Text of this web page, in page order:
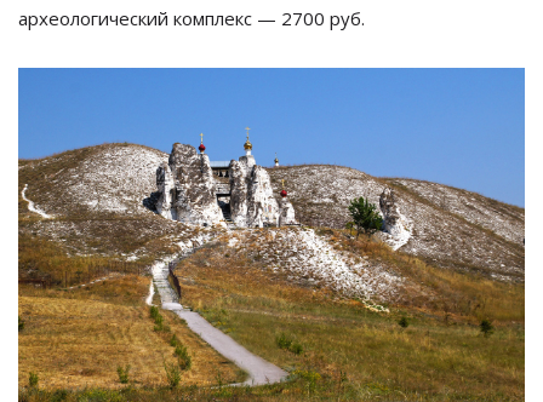
археологический комплекс — 2700 руб.